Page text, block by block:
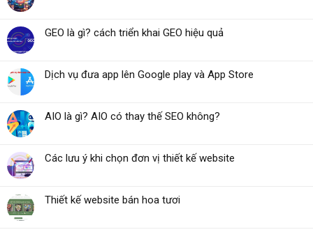
GEO là gì? cách triển khai GEO hiệu quả
Dịch vụ đưa app lên Google play và App Store
AIO là gì? AIO có thay thế SEO không?
Các lưu ý khi chọn đơn vị thiết kế website
Thiết kế website bán hoa tươi